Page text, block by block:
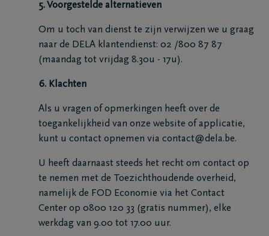
5. Voorgestelde alternatieven
Om u toch van dienst te zijn verwijzen we u graag
naar de DELA klantendienst: 02 /800 87 87
(maandag tot vrijdag 8.30u - 17u).
6. Klachten
Als u vragen of opmerkingen heeft over de
toegankelijkheid van onze website of applicatie,
kunt u contact opnemen via contact@dela.be.
U heeft daarnaast steeds het recht om contact op
te nemen met de Toezichthoudende overheid,
namelijk de FOD Economie via het Contact
Center op 0800 120 33 (gratis nummer), elke
werkdag van 9.00 tot 17.00 uur.